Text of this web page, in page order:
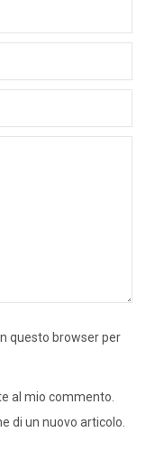
questo browser per
al mio commento.
di un nuovo articolo.